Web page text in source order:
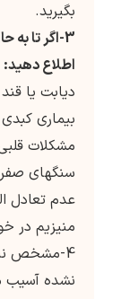
بگیرید.
3-اگر تا
اطلاع دهید:
دیابت یا
بیماری کبدی
مشکلات
سنگهای
عدم تعادل
منیزیم در
4-مشخص
نشده آسیب